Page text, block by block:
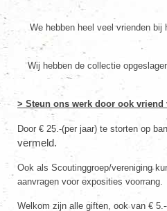
We hebben heel veel vrienden
Wij hebben de collectie
> Steun ons werk door ook vriend
Door € 25.-(per jaar) te storten op
vermeld.
Ook als Scoutinggroep/vereniging
aanvragen voor exposities voorrang.
Welkom zijn alle giften, ook van €